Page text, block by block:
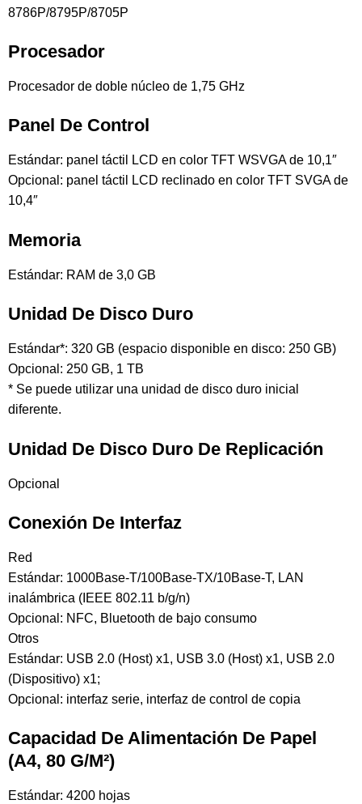
8786P/8795P/8705P
Procesador
Procesador de doble núcleo de 1,75 GHz
Panel De Control
Estándar: panel táctil LCD en color TFT WSVGA de 10,1″
Opcional: panel táctil LCD reclinado en color TFT SVGA de
10,4″
Memoria
Estándar: RAM de 3,0 GB
Unidad De Disco Duro
Estándar*: 320 GB (espacio disponible en disco: 250 GB)
Opcional: 250 GB, 1 TB
* Se puede utilizar una unidad de disco duro inicial
diferente.
Unidad De Disco Duro De Replicación
Opcional
Conexión De Interfaz
Red
Estándar: 1000Base-T/100Base-TX/10Base-T, LAN
inalámbrica (IEEE 802.11 b/g/n)
Opcional: NFC, Bluetooth de bajo consumo
Otros
Estándar: USB 2.0 (Host) x1, USB 3.0 (Host) x1, USB 2.0
(Dispositivo) x1;
Opcional: interfaz serie, interfaz de control de copia
Capacidad De Alimentación De Papel
(A4, 80 G/m²)
Estándar: 4200 hojas